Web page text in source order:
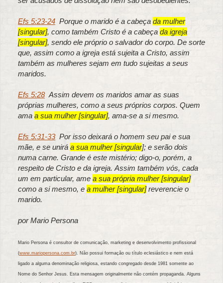
Efs 5:23-24 Porque o marido é a cabeça da mulher
[singular], como também Cristo é a cabeça da igreja
[singular], sendo ele próprio o salvador do corpo. De sorte
que, assim como a igreja está sujeita a Cristo, assim
também as mulheres sejam em tudo sujeitas a seus
maridos.
Efs 5:28Assim devem os maridos amar as suas
próprias mulheres, como a seus próprios corpos. Quem
ama a sua mulher [singular], ama-se a si mesmo.
Efs 5:31-33Por isso deixará o homem seu pai e sua
mãe, e se unirá a sua mulher [singular]; e serão dois
numa carne. Grande é este mistério; digo-o, porém, a
respeito de Cristo e da igreja. Assim também vós, cada
um em particular, ame a sua própria mulher [singular]
como a si mesmo, e a mulher [singular]reverencie o
marido.
por Mario Persona
Mario Persona é consultor de comunicação, marketing e desenvolvimento profissional
(www.mariopersona.com.br). Não possui formação ou título eclesiástico e nem está
ligado a alguma denominação religiosa, estando congregado desde 1981 somente ao
Nome do Senhor Jesus. Esta mensagem originalmente não contém propaganda. Alguns